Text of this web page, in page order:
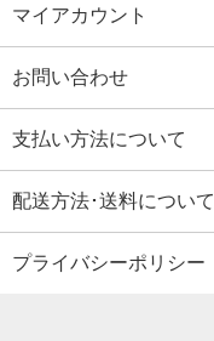
マイアカウント
お問い合わせ
支払い方法について
配送方法･送料について
プライバシーポリシー